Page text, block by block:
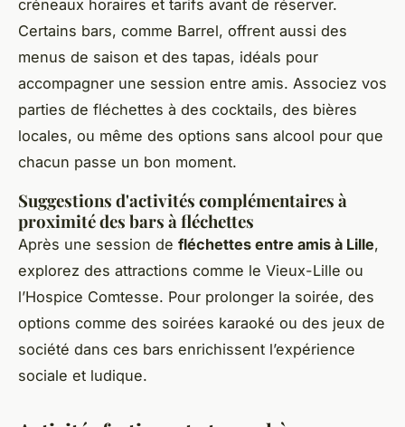
créneaux horaires et tarifs avant de réserver.
Certains bars, comme Barrel, offrent aussi des
menus de saison et des tapas, idéals pour
accompagner une session entre amis. Associez vos
parties de fléchettes à des cocktails, des bières
locales, ou même des options sans alcool pour que
chacun passe un bon moment.
Suggestions d'activités complémentaires à
proximité des bars à fléchettes
Après une session de fléchettes entre amis à Lille,
explorez des attractions comme le Vieux-Lille ou
l’Hospice Comtesse. Pour prolonger la soirée, des
options comme des soirées karaoké ou des jeux de
société dans ces bars enrichissent l’expérience
sociale et ludique.